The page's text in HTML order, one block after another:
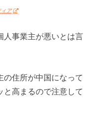
ィア
人事業主が悪いとは言
の住所が中国になって
と高まるので注意して